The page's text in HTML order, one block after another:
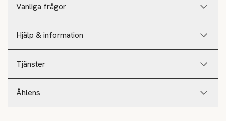
Vanliga frågor
Hjälp & information
Tjänster
Åhlens